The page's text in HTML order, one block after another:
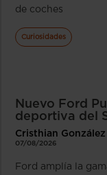
de coches
Curiosidades
Nuevo Ford
deportiva del
Cristhian González
07/08/2026
Ford amplía la